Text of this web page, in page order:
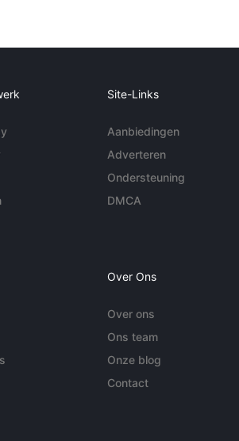
Site-Links
Aanbiedingen
Adverteren
Ondersteuning
DMCA
Over Ons
Over ons
Ons team
Onze blog
Contact